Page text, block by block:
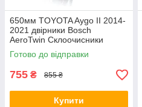
650мм TOYOTA Aygo II 2014-
2021 двірники Bosch
AeroTwin Склоочисники
Готово до відправки
755 ₴ 855 ₴
Купити